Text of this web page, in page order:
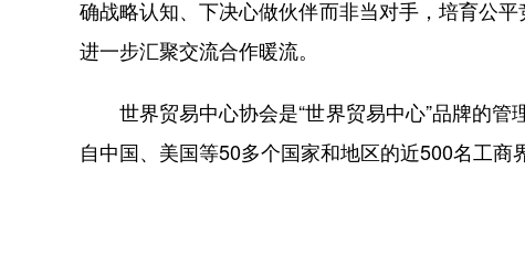
确战略认知、下决心做伙伴而非当对手，培育公平
进一步汇聚交流合作暖流。
世界贸易中心协会是“世界贸易中心”品牌的管
自中国、美国等50多个国家和地区的近500名工商